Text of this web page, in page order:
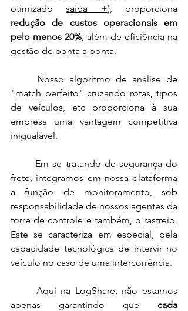
otimizado saiba +
redução de custos operacionais em
pelo menos 20% , além de eficiência na
gestão de ponta a ponta.
"match perfeito" cruzando rotas, tipos
de veículos, etc proporciona à sua
empresa uma vantagem competitiva
inigualável.
frete, integramos em nossa plataforma
a função de monitoramento, sob
responsabilidade de nossos agentes da
torre de controle e também, o rastreio.
Este se caracteriza em especial, pela
capacidade tecnológica de intervir no
veículo no caso de uma intercorrência.
apenas garantindo que cada